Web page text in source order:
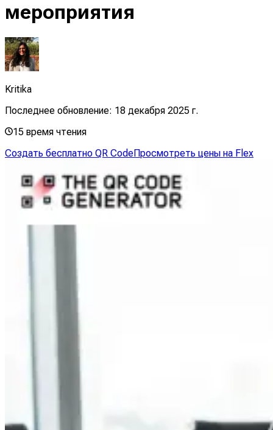
мероприятия
Kritika
Последнее обновление: 18 декабря 2025 г.
15 время чтения
Создать бесплатно QR CodeПросмотреть цены на Flex